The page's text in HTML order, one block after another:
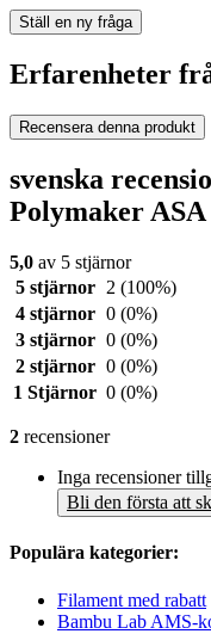
Ställ en ny fråga
Erfarenheter
Recensera denna produkt
svenska
Polymaker
5,0 av 5 stjärnor
5 stjärnor
2 (100%)
4 stjärnor 0 (0%)
3 stjärnor 0 (0%)
2 stjärnor 0 (0%)
1 Stjärnor 0 (0%)
2 recensioner
Inga recensioner
Bli den första att
Populära kategorier:
Filament med rabatt
Bambu Lab AMS-